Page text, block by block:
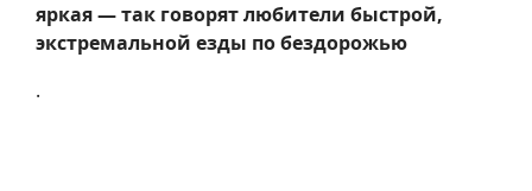
яркая — так говорят любители быстрой,
экстремальной езды по бездорожью
.